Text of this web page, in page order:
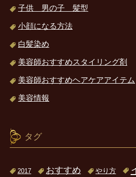
子供 男の子 髪型
小顔になる方法
白髪染め
美容師おすすめスタイリング剤
美容師おすすめヘアケアアイテム
美容情報
タグ
2017 おすすめ やり方